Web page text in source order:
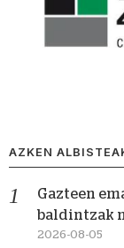
AZKEN
Gazteen
baldintzak
2026-08-05